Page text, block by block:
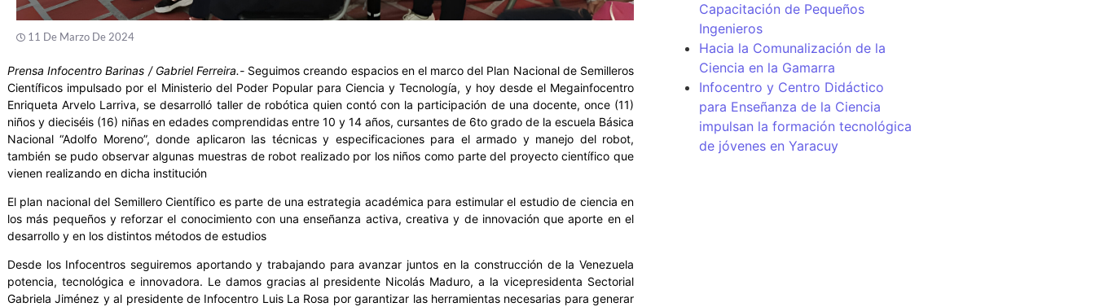
11 De Marzo De 2024
Prensa Infocentro Barinas / Gabriel Ferreira.-Seguimos creando espacios en el marco del Plan Nacional de Semilleros
Científicos impulsado por el Ministerio del Poder Popular para Ciencia y Tecnología, y hoy desde el Megainfocentro
Enriqueta Arvelo Larriva, se desarrolló taller de robótica quien contó con la participación de una docente, once (11)
niños y dieciséis (16) niñas en edades comprendidas entre 10 y 14 años, cursantes de 6to grado de la escuela Básica
Nacional “Adolfo Moreno”, donde aplicaron las técnicas y especificaciones para el armado y manejo del robot,
también se pudo observar algunas muestras de robot realizado por los niños como parte del proyecto científico que
vienen realizando en dicha institución
El plan nacional del Semillero Científico es parte de una estrategia académica para estimular el estudio de ciencia en
los más pequeños y reforzar el conocimiento con una enseñanza activa, creativa y de innovación que aporte en el
desarrollo y en los distintos métodos de estudios
Desde los Infocentros seguiremos aportando y trabajando para avanzar juntos en la construcción de la Venezuela
potencia, tecnológica e innovadora. Le damos gracias al presidente Nicolás Maduro, a la vicepresidenta Sectorial
Gabriela Jiménez y al presidente de Infocentro Luis La Rosa por garantizar las herramientas necesarias para generar
Capacitación de Pequeños
Ingenieros
Hacia la Comunalización de la
Ciencia en la Gamarra
Infocentro y Centro Didáctico
para Enseñanza de la Ciencia
impulsan la formación tecnológica
de jóvenes en Yaracuy